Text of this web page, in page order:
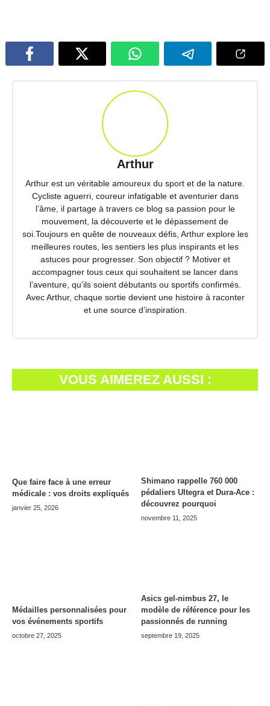
Arthur
Arthur est un véritable amoureux du sport et de la nature.
Cycliste aguerri, coureur infatigable et aventurier dans
l’âme, il partage à travers ce blog sa passion pour le
mouvement, la découverte et le dépassement de
soi.Toujours en quête de nouveaux défis, Arthur explore les
meilleures routes, les sentiers les plus inspirants et les
astuces pour progresser. Son objectif ? Motiver et
accompagner tous ceux qui souhaitent se lancer dans
l’aventure, qu’ils soient débutants ou sportifs confirmés.
Avec Arthur, chaque sortie devient une histoire à raconter
et une source d’inspiration.
VOUS AIMEREZ AUSSI :
Que faire face à une erreur
médicale : vos droits expliqués
janvier 25, 2026
Shimano rappelle 760 000
pédaliers Ultegra et Dura-Ace :
découvrez pourquoi
novembre 11, 2025
Médailles personnalisées pour
vos événements sportifs
octobre 27, 2025
Asics gel-nimbus 27, le
modèle de référence pour les
passionnés de running
septembre 19, 2025